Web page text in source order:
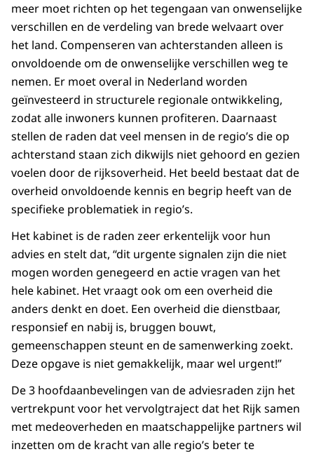
meer moet richten op het tegengaan van onwenselijke
verschillen en de verdeling van brede welvaart over
het land. Compenseren van achterstanden alleen is
onvoldoende om de onwenselijke verschillen weg te
nemen. Er moet overal in Nederland worden
geïnvesteerd in structurele regionale ontwikkeling,
zodat alle inwoners kunnen profiteren. Daarnaast
stellen de raden dat veel mensen in de regio’s die op
achterstand staan zich dikwijls niet gehoord en gezien
voelen door de rijksoverheid. Het beeld bestaat dat de
overheid onvoldoende kennis en begrip heeft van de
specifieke problematiek in regio’s.
Het kabinet is de raden zeer erkentelijk voor hun
advies en stelt dat, “dit urgente signalen zijn die niet
mogen worden genegeerd en actie vragen van het
hele kabinet. Het vraagt ook om een overheid die
anders denkt en doet. Een overheid die dienstbaar,
responsief en nabij is, bruggen bouwt,
gemeenschappen steunt en de samenwerking zoekt.
Deze opgave is niet gemakkelijk, maar wel urgent!”
De 3 hoofdaanbevelingen van de adviesraden zijn het
vertrekpunt voor het vervolgtraject dat het Rijk samen
met medeoverheden en maatschappelijke partners wil
inzetten om de kracht van alle regio’s beter te